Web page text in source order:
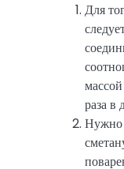
Для
раза в
Нужно